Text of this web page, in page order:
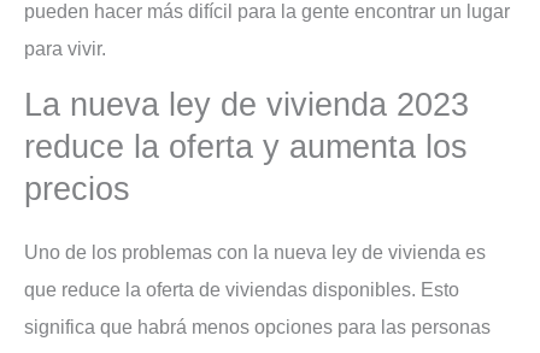
pueden hacer más difícil para la gente encontrar un lugar
para vivir.
La nueva ley de vivienda 2023
reduce la oferta y aumenta los
precios
Uno de los problemas con la nueva ley de vivienda es
que reduce la oferta de viviendas disponibles. Esto
significa que habrá menos opciones para las personas